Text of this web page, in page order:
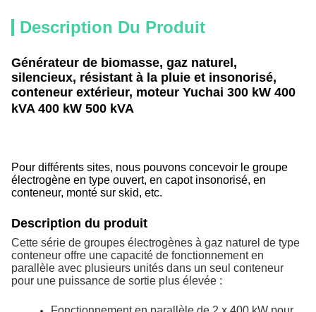
Description Du Produit
Générateur de biomasse, gaz naturel,
silencieux, résistant à la pluie et insonorisé,
conteneur extérieur, moteur Yuchai 300 kW 400
kVA 400 kW 500 kVA
Pour différents sites, nous pouvons concevoir le groupe
électrogène en type ouvert, en capot insonorisé, en
conteneur, monté sur skid, etc.
Description du produit
Cette série de groupes électrogènes à gaz naturel de type
conteneur offre une capacité de fonctionnement en
parallèle avec plusieurs unités dans un seul conteneur
pour une puissance de sortie plus élevée :